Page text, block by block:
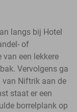
langs bij Hotel
of
een lekkere
Vervolgens ga
van Niftrik aan de
staat er een
borrelplank op